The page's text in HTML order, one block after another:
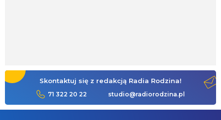
Skontaktuj się z redakcją Radia Rodzina!
71 322 20 22 studio@radiorodzina.pl